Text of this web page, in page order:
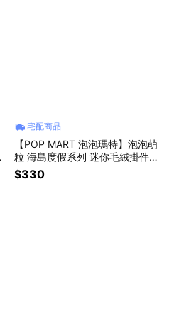
宅配商品
【POP MART 泡泡瑪特】泡泡萌
粒 海島度假系列 迷你毛絨掛件
盲盒(1入)
$330